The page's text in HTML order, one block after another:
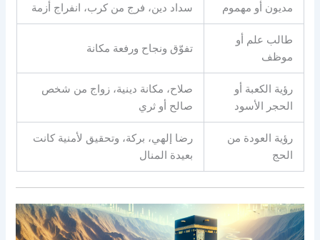
مديون أو مهموم سداد دين، فرج من كرب، انفراج أزمة
طالب علم أو
موظف
تفوّق ونجاح ورفعة مكانة
رؤية الكعبة أو
الحجر الأسود
صلاح، مكانة دينية، زواج من شخص
صالح أو ثري
رؤية العودة من
الحج
رضا إلهي، بركة، وتحقيق لأمنية كانت
بعيدة المنال